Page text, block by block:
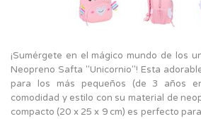
¡Sumérgete en el mágico mundo de los
Neopreno Safta "Unicornio"! Esta
para los más pequeños (de 3 años
comodidad y estilo con su material de
compacto (20 x 25 x 9 cm) es perfecto